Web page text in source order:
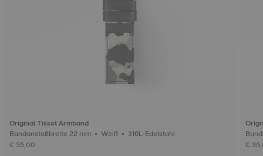
Original Tissot Armband
Bandanstoßbreite 22 mm • Weiß • 316L-Edelstahl
€ 35,00
€